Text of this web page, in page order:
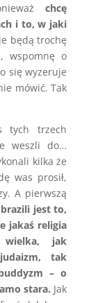
chcę
i to, w jaki
będą trochę
wspomnę o
się wyzeruje
mówić. Tak
tych trzech
weszli do…
kilka że
was prosił,
A pierwszą
jest to,
jakaś religia
jak
tak
– o
stara. Jak